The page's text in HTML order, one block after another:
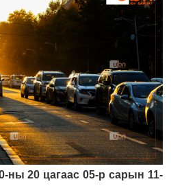
ны 20 цагаас 05-р сарын 11-